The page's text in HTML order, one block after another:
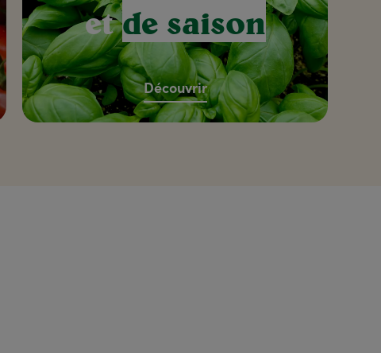
etde saison
Découvrir